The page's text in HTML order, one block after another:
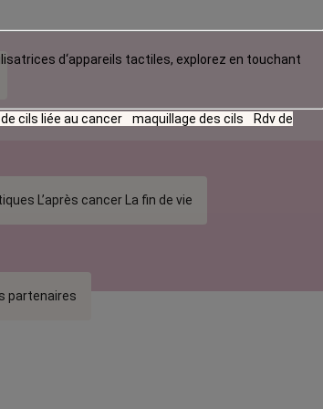
L’après cancer La fin de vie
partenaires
d‘appareils tactiles, explorez en touchant
cils liée au cancer maquillage des cils
Rdv de